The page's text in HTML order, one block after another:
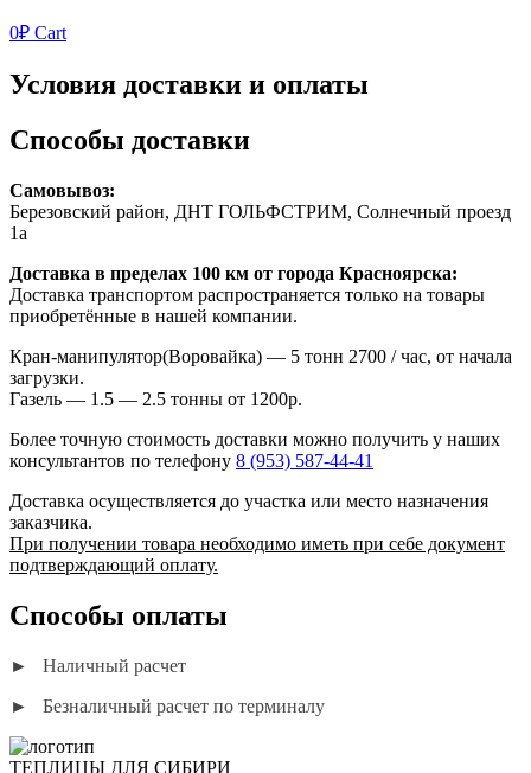
0₽ Cart
Условия доставки и оплаты
Способы доставки
Самовывоз:
Березовский район, ДНТ ГОЛЬФСТРИМ, Солнечный проезд
1а
Доставка в пределах 100 км от города Красноярска:
Доставка транспортом распространяется только на товары
приобретённые в нашей компании.
Кран-манипулятор(Воровайка) — 5 тонн 2700 / час, от начала
загрузки.
Газель — 1.5 — 2.5 тонны от 1200р.
Более точную стоимость доставки можно получить у наших
консультантов по телефону 8 (953) 587-44-41
Доставка осуществляется до участка или место назначения
заказчика.
При получении товара необходимо иметь при себе документ
подтверждающий оплату.
Способы оплаты
► Наличный расчет
► Безналичный расчет по терминалу
ТЕПЛИЦЫ ДЛЯ СИБИРИ